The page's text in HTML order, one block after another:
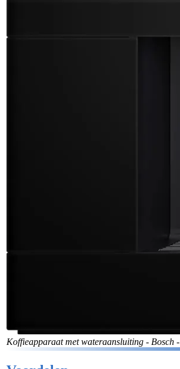
Koffieapparaat met wateraansluiting - Bosch -